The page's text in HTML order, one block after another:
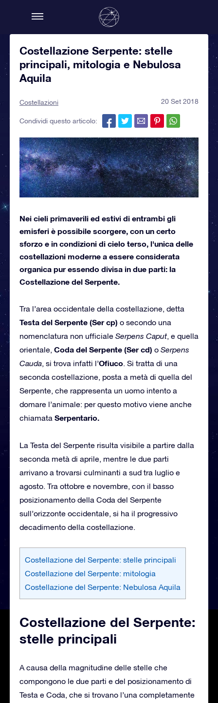
Costellazione Serpente: stelle
principali, mitologia e Nebulosa
Aquila
Costellazioni 20 Set 2018
Condividi questo articolo:
Nei cieli primaverili ed estivi di entrambi gli
emisferi è possibile scorgere, con un certo
sforzo e in condizioni di cielo terso, l'unica delle
costellazioni moderne a essere considerata
organica pur essendo divisa in due parti: la
Costellazione del Serpente.
Tra l’area occidentale della costellazione, detta
Testa del Serpente (Ser cp) o secondo una
nomenclatura non ufficiale Serpens Caput, e quella
orientale, Coda del Serpente (Ser cd) o Serpens
Cauda, si trova infatti l’Ofiuco. Si tratta di una
seconda costellazione, posta a metà di quella del
Serpente, che rappresenta un uomo intento a
domare l’animale: per questo motivo viene anche
chiamata Serpentario.
La Testa del Serpente risulta visibile a partire dalla
seconda metà di aprile, mentre le due parti
arrivano a trovarsi culminanti a sud tra luglio e
agosto. Tra ottobre e novembre, con il basso
posizionamento della Coda del Serpente
sull’orizzonte occidentale, si ha il progressivo
decadimento della costellazione.
Costellazione del Serpente: stelle principali
Costellazione del Serpente: mitologia
Costellazione del Serpente: Nebulosa Aquila
Costellazione del Serpente:
stelle principali
A causa della magnitudine delle stelle che
compongono le due parti e del posizionamento di
Testa e Coda, che si trovano l’una completamente